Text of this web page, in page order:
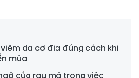
da cơ địa đúng cách khi
mùa